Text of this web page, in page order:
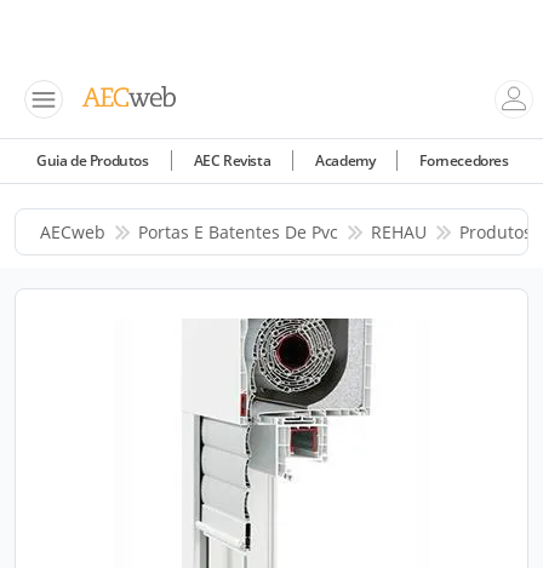
Guia de Produtos AEC Revista Academy Fornecedores
AECweb Portas E Batentes De Pvc REHAU Produtos